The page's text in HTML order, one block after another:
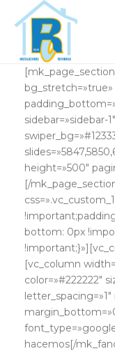
sidebar=»sidebar-
height=»500″
[/
bottom: 0px
[vc_column
color=»#222222″
hacemos[/